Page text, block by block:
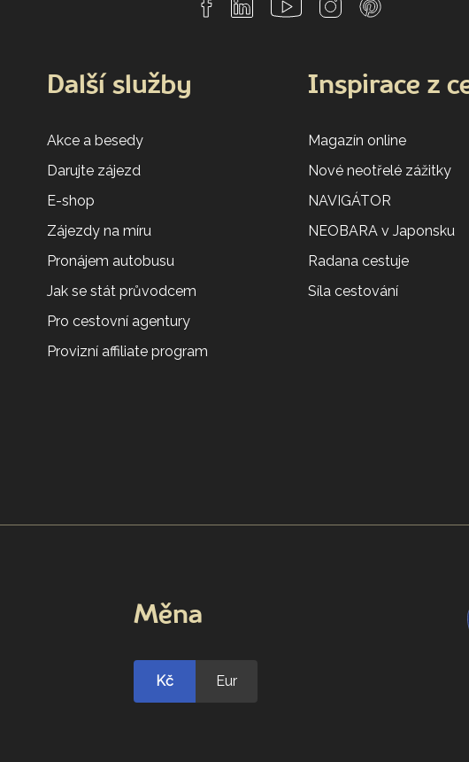
Další služby
Akce a besedy
Darujte zájezd
E-shop
Zájezdy na míru
Pronájem autobusu
Jak se stát průvodcem
Pro cestovní agentury
Provizní affiliate program
Inspirace z
Magazín online
Nové neotřelé zážitky
NAVIGÁTOR
NEOBARA v Japonsku
Radana cestuje
Síla cestování
Měna
Kč Eur